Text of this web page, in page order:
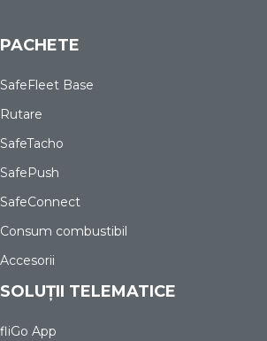
PACHETE
SafeFleet Base
Rutare
SafeTacho
SafePush
SafeConnect
Consum combustibil
Accesorii
SOLUȚII TELEMATICE
fliGo App